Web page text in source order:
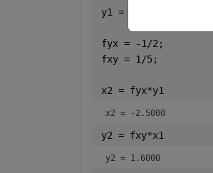
y1 = 25/5;
fyx = -1/2;
fxy = 1/5;
x2 = fyx*y1
x2 = -2.5000
y2 = fxy*x1
y2 = 1.6000